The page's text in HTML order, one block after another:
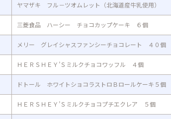
ヤマザキ フル－ツオムレット（北海道産牛乳使用）
三菱食品 ハーシー チョコカップケーキ ６個
メリー グレイシャスファンシーチョコレート ４０個
ＨＥＲＳＨＥＹ’Ｓミルクチョコワッフル ４個
ドトール ホワイトショコラストロＢロールケーキ５個
ＨＥＲＳＨＥＹ’Ｓミルクチョコプチエクレア ５個